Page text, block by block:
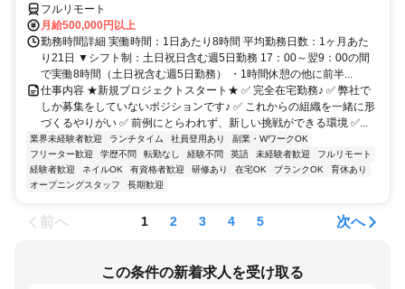
フルリモート
月給500,000円以上
勤務時間詳細 実働時間：1日あたり8時間 平均勤務日数：1ヶ月あた
り21日 ▼シフト制：土日祝日含む週5日勤務 17：00～翌9：00の間
で実働8時間（土日祝含む週5日勤務） ・1時間休憩の他に前半...
仕事内容 ★新規プロジェクトスタート★ ✅ 完全在宅勤務♪ ✅ 弊社で
しか募集をしていないポジションです♪ ✅ これからの組織を一緒に形
づくるやりがい ✅ 前例にとらわれず、新しい挑戦ができる環境 ✅...
業界未経験者歓迎 ランチタイム 社員登用あり
副業・WワークOK
フリーター歓迎
学歴不問 転勤なし 経験不問 英語 未経験者歓迎
フルリモート
経験者歓迎
ネイルOK 有資格者歓迎 研修あり 在宅OK ブランクOK
育休あり
オープニングスタッフ
長期歓迎
前へ 1 2 3 4 5 次へ
この条件の新着求人を受け取る